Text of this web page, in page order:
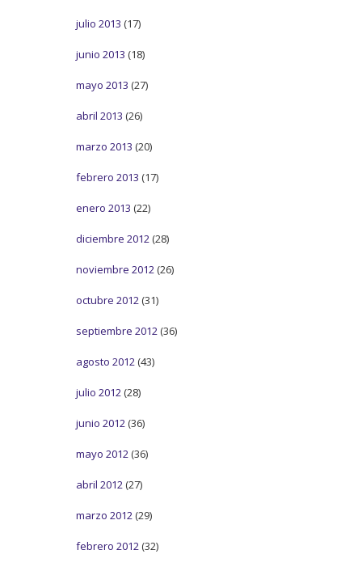
julio 2013 (17)
junio 2013 (18)
mayo 2013 (27)
abril 2013 (26)
marzo 2013 (20)
febrero 2013 (17)
enero 2013 (22)
diciembre 2012 (28)
noviembre 2012 (26)
octubre 2012 (31)
septiembre 2012 (36)
agosto 2012 (43)
julio 2012 (28)
junio 2012 (36)
mayo 2012 (36)
abril 2012 (27)
marzo 2012 (29)
febrero 2012 (32)